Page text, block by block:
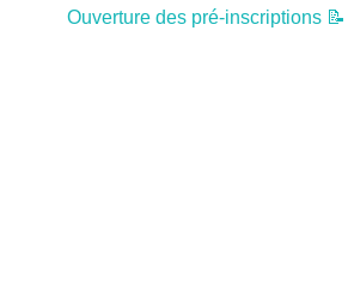
Ouverture des pré-inscriptions 📝